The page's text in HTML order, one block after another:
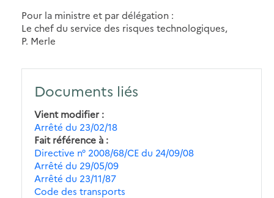
Pour la ministre et par délégation :
Le chef du service des risques technologiques,
P. Merle
Documents liés
Vient modifier
Arrêté du 23/02/18
Fait référence à
Directive n° 2008/68/CE du 24/09/08
Arrêté du 29/05/09
Arrêté du 23/11/87
Code des transports